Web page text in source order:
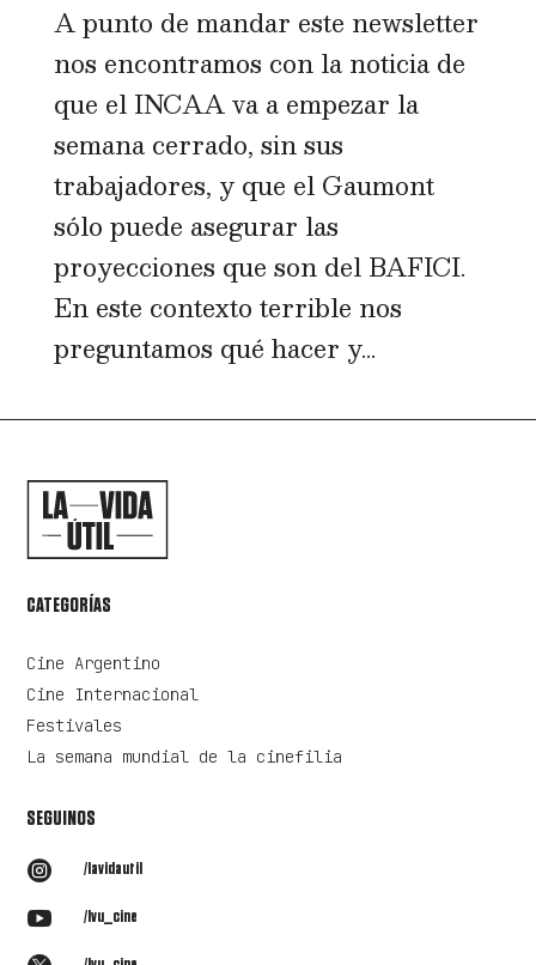
A punto de mandar este newsletter
nos encontramos con la noticia de
que el INCAA va a empezar la
semana cerrado, sin sus
trabajadores, y que el Gaumont
sólo puede asegurar las
proyecciones que son del BAFICI.
En este contexto terrible nos
preguntamos qué hacer y...
CATEGORÍAS
Cine Argentino
Cine Internacional
Festivales
La semana mundial de la cinefilia
SEGUINOS
 /lavidautil
 /lvu_cine